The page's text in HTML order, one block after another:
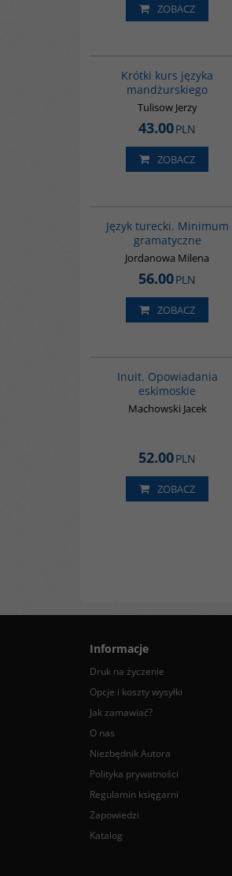
ZOBACZ
Krótki kurs języka
mandżurskiego
Tulisow Jerzy
43.00PLN
ZOBACZ
Język turecki. Minimum
gramatyczne
Jordanowa Milena
56.00PLN
ZOBACZ
Inuit. Opowiadania
eskimoskie
Machowski Jacek
52.00PLN
ZOBACZ
Informacje
Druk na życzenie
Opcje i koszty wysyłki
Jak zamawiać?
O nas
Niezbędnik Autora
Polityka prywatności
Regulamin księgarni
Zapowiedzi
Katalog